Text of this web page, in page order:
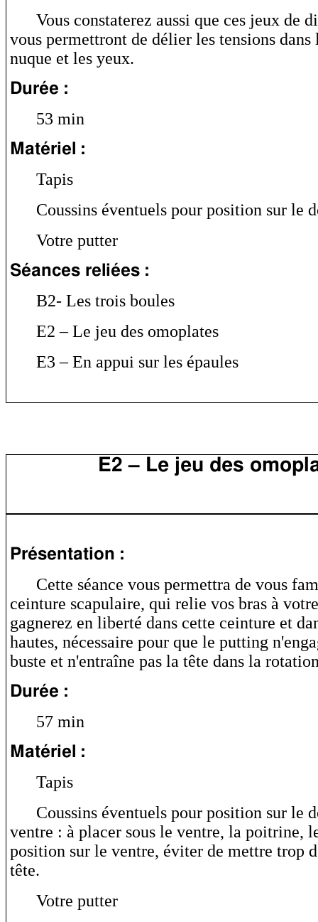
Vous constaterez aussi que ces jeux de
vous permettront de délier les tensions dans
nuque et les yeux.
Durée :
53 min
Matériel :
Tapis
Coussins éventuels pour position sur le
Votre putter
Séances reliées :
B2- Les trois boules
E2 – Le jeu des omoplates
E3 – En appui sur les épaules
E2 – Le jeu des
Présentation :
Cette séance vous permettra de vous
ceinture scapulaire, qui relie vos bras à
gagnerez en liberté dans cette ceinture et
hautes, nécessaire pour que le putting
buste et n'entraîne pas la tête dans la
Durée :
57 min
Matériel :
Tapis
Coussins éventuels pour position sur le
ventre : à placer sous le ventre, la poitrine,
position sur le ventre, éviter de mettre trop
tête.
Votre putter